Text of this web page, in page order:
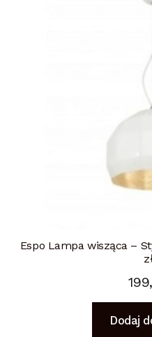
Espo Lampa wisząca –
Dodaj